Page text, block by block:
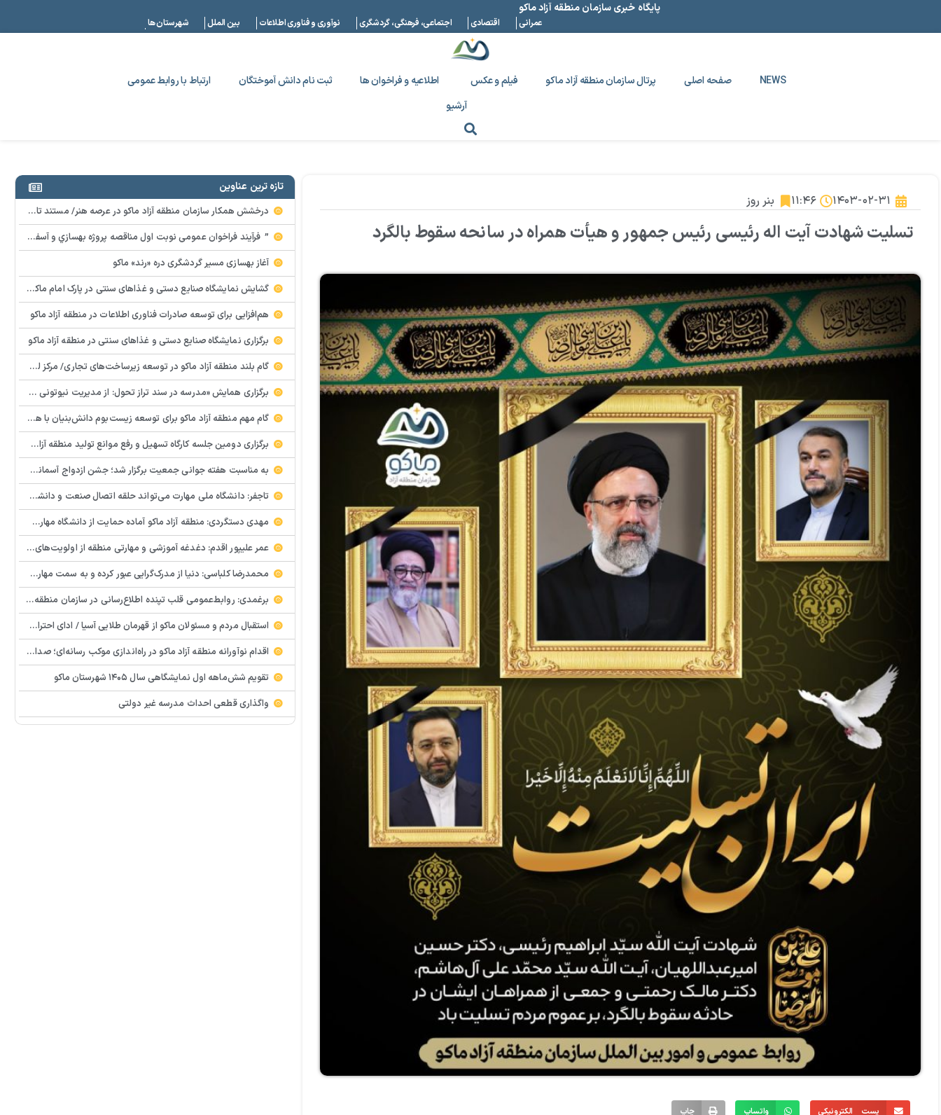
پایگاه خبری سازمان منطقه آزاد ماکو
عمرانی اقتصادی اجتماعی، فرهنگی، گردشگری نوآوری و فناوری اطلاعات بین الملل شهرستان ها
NEWS صفحه اصلی پرتال سازمان منطقه آزاد ماکو فیلم و عکس اطلاعیه و فراخوان ها ثبت نام دانش آموختگان
ارتباط با روابط عمومی
آرشیو
۱۴۰۳-۰۲-۳۱ ۱۱:۴۶ بنر روز
تسلیت شهادت آیت اله رئیسی رئیس جمهور و هیأت همراه در سانحه سقوط بالگرد
پست الکترونیکی واتساپ چاپ
تازه ترین عناوین
درخشش همکار سازمان منطقه آزاد ماکو در عرصه هنر/ مستند تاریخی «زری خانم» به کارگردانی احد عبادی رونمایی شد
” فرآيند فراخوان عمومي نوبت اول مناقصه پروژه بهسازي و آسفالت راه و پاركينگ مجموعه آب درماني شهرستان شوط منطقه آزاد ماكو “
آغاز بهسازی مسیر گردشگری دره «رند» ماکو
گشایش نمایشگاه صنایع دستی و غذاهای سنتی در پارک امام ماکو با محوریت توانمندسازی زنان
هم‌افزایی برای توسعه صادرات فناوری اطلاعات در منطقه آزاد ماکو
برگزاری نمایشگاه صنایع دستی و غذاهای سنتی در منطقه آزاد ماکو
گام بلند منطقه آزاد ماکو در توسعه زیرساخت‌های تجاری/ مرکز لجستیک مرزی بازرگان تصویب شد
️برگزاری همایش «مدرسه در سند تراز تحول: از مدیریت نیوتونی به رهبری کوانتومی» با مشارکت سازمان منطقه آزاد ماکو
گام مهم منطقه آزاد ماکو برای توسعه زیست‌بوم دانش‌بنیان با همکاری مرکز نوآوری و شتابدهنده‌های استارتاپ
برگزاری دومین جلسه کارگاه تسهیل و رفع موانع تولید منطقه آزاد ماکو
به مناسبت هفته جوانی جمعیت برگزار شد؛ جشن ازدواج آسمانی و ازدواج آسان در شهرستان پلدشت
تاجفر: دانشگاه ملی مهارت می‌تواند حلقه اتصال صنعت و دانشگاه باشد
مهدی دستگردی: منطقه آزاد ماکو آماده حمایت از دانشگاه مهارت‌محور است
عمر علیپور اقدم: دغدغه آموزشی و مهارتی منطقه از اولویت‌های اصلی ماست
محمدرضا کلباسی: دنیا از مدرک‌گرایی عبور کرده و به سمت مهارت حرکت می‌کند
برغمدی: روابط‌عمومی قلب تپنده اطلاع‌رسانی در سازمان منطقه آزاد ماکو است
استقبال مردم و مسئولان ماکو از قهرمان طلایی آسیا / ادای احترام ابوالفضل پیشه‌ور به شهدای گمنام
اقدام نوآورانه منطقه آزاد ماکو در راه‌اندازی موکب رسانه‌ای؛ صدای مردم از دل تجمعات طنین‌انداز شد
تقویم شش‌ماهه اول نمایشگاهی سال ۱۴۰۵ شهرستان ماکو
واگذاری قطعی احداث مدرسه غیر دولتی